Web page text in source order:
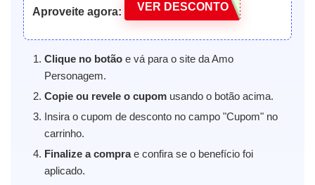
Aproveite agora: VER DESCONTO
Clique no botão e vá para o site da Amo
Personagem.
Copie ou revele o cupom usando o botão acima.
Insira o cupom de desconto no campo "Cupom" no
carrinho.
Finalize a comprae confira se o benefício foi
aplicado.